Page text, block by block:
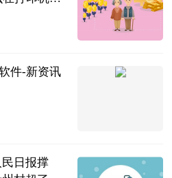
件-新资讯
日报撑